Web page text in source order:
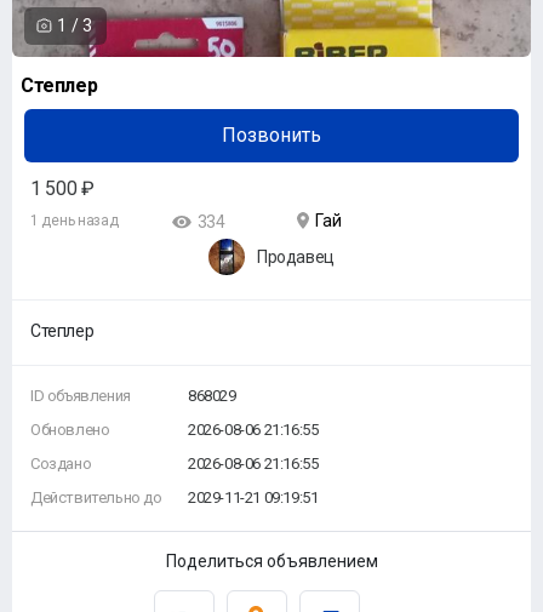
1 / 3
Степлер
Позвонить
1 500 ₽
1 день назад 334
Гай
Продавец
Степлер
ID объявления
Обновлено
Создано
Действительно до
868029
2026-08-06 21:16:55
2026-08-06 21:16:55
2029-11-21 09:19:51
Поделиться объявлением